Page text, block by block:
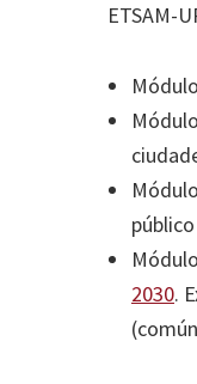
ETSAM-
público
2030.